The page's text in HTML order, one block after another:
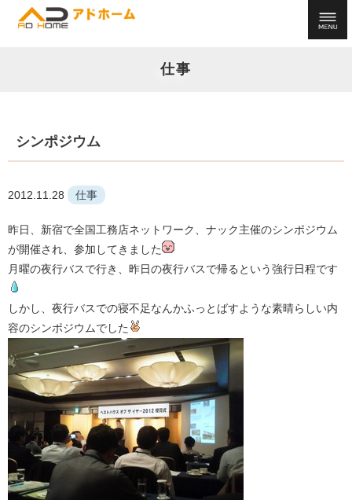
仕事
シンポジウム
2012.11.28 仕事
昨日、新宿で全国工務店ネットワーク、ナック主催のシンポジウム
が開催され、参加してきました
月曜の夜行バスで行き、昨日の夜行バスで帰るという強行日程です
しかし、夜行バスでの寝不足なんかふっとばすような素晴らしい内
容のシンポジウムでした